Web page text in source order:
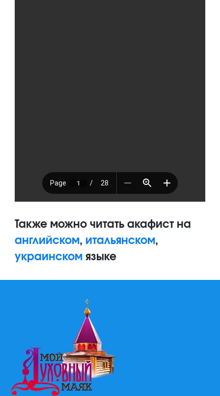
Также можно читать акафист на
английском, итальянском,
украинском языке